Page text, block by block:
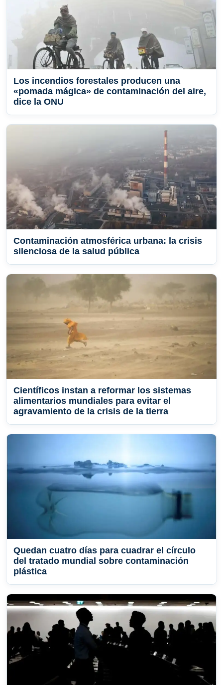
Los incendios forestales producen una
«pomada mágica» de contaminación del aire,
dice la ONU
Contaminación atmosférica urbana: la crisis
silenciosa de la salud pública
Científicos instan a reformar los sistemas
alimentarios mundiales para evitar el
agravamiento de la crisis de la tierra
Quedan cuatro días para cuadrar el círculo
del tratado mundial sobre contaminación
plástica